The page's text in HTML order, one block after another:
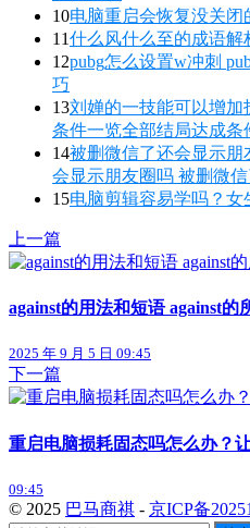
10电脑重启会恢复没关
11什么风什么至的成语解
12pubg怎么设置w冲刺
巧
13刘婵的一技能可以增
条件一览全部结局达成条
14被删微信了还会显示
会显示朋友圈吗 被删微
15电脑剪辑容易学吗？女
上一篇
against的用法和短语 against的
2025 年 9 月 5 日 09:45
下一篇
重启电脑损耗固态吗怎么办？
09:45
© 2025 巴马商祺 - 京ICP备